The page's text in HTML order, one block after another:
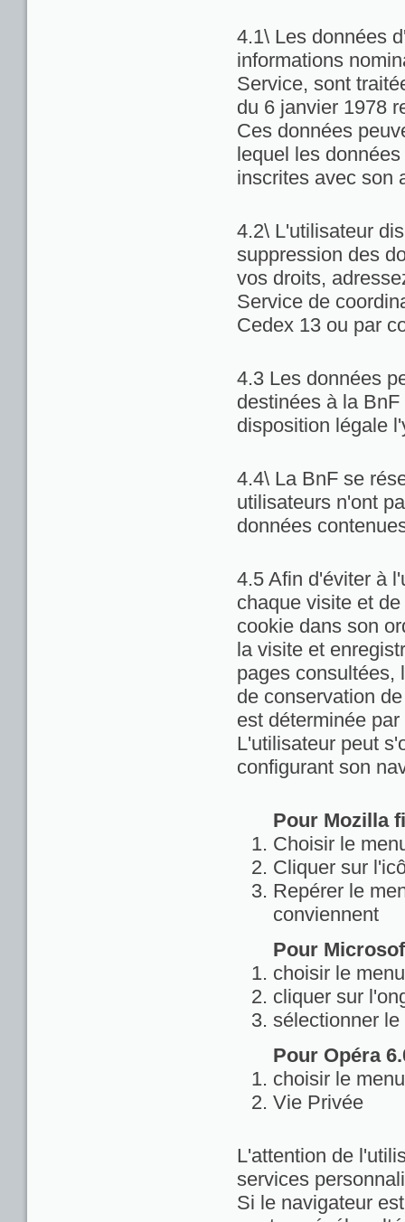
4.1\ Les données
informations
Service, sont
du 6 janvier 1978
Ces données
lequel les
inscrites avec son
4.2\ L'utilisateur
suppression des
vos droits,
Service de
Cedex 13 ou par
4.3 Les données
destinées à la
disposition légale
4.4\ La BnF se
utilisateurs n'ont
données
4.5 Afin d'éviter à
chaque visite et
cookie dans son
la visite et
pages consultées,
de conservation
est déterminée
L'utilisateur peut
configurant son
Pour Mozilla
Choisir le
Cliquer sur
Repérer le
conviennent
Pour
choisir le
cliquer sur
sélectionner
Pour Opéra
choisir le
Vie Privée
L'attention de
services
Si le navigateur